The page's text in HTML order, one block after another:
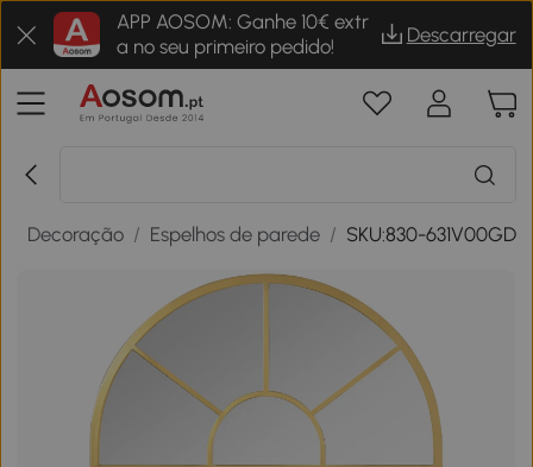
APP AOSOM: Ganhe 10€ extr
a no seu primeiro pedido!
Descarregar
Decoração / Espelhos de parede / SKU:830-631V00GD